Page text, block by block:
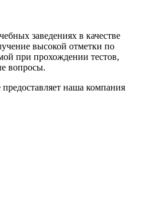
заведениях в качестве
высокой отметки по
при прохождении тестов,
вопросы.
наша компания